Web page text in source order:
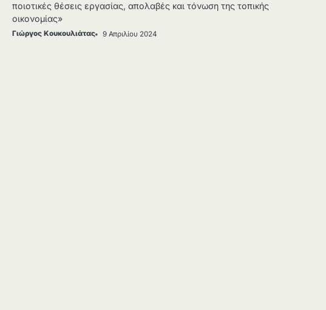
ποιοτικές θέσεις εργασίας, απολαβές και τόνωση της τοπικής
οικονομίας»
Γιώργος Κουκουλιάτας 9 Απριλίου 2024